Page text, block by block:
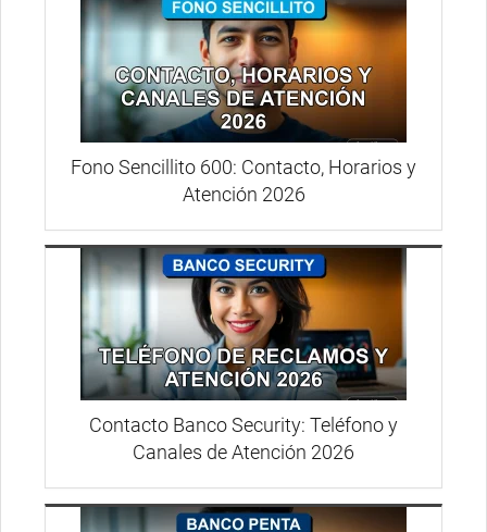
Fono Sencillito 600: Contacto, Horarios y
Atención 2026
Contacto Banco Security: Teléfono y
Canales de Atención 2026